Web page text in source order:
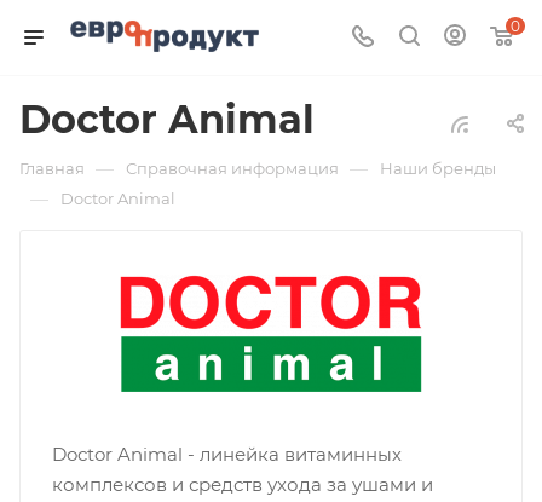
0
Doctor Animal
Главная — Справочная информация — Наши бренды
— Doctor Animal
Doctor Animal - линейка витаминных
комплексов и средств ухода за ушами и